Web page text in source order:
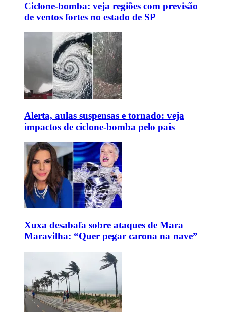
Ciclone-bomba: veja regiões com previsão
de ventos fortes no estado de SP
Alerta, aulas suspensas e tornado: veja
impactos de ciclone-bomba pelo país
Xuxa desabafa sobre ataques de Mara
Maravilha: “Quer pegar carona na nave”